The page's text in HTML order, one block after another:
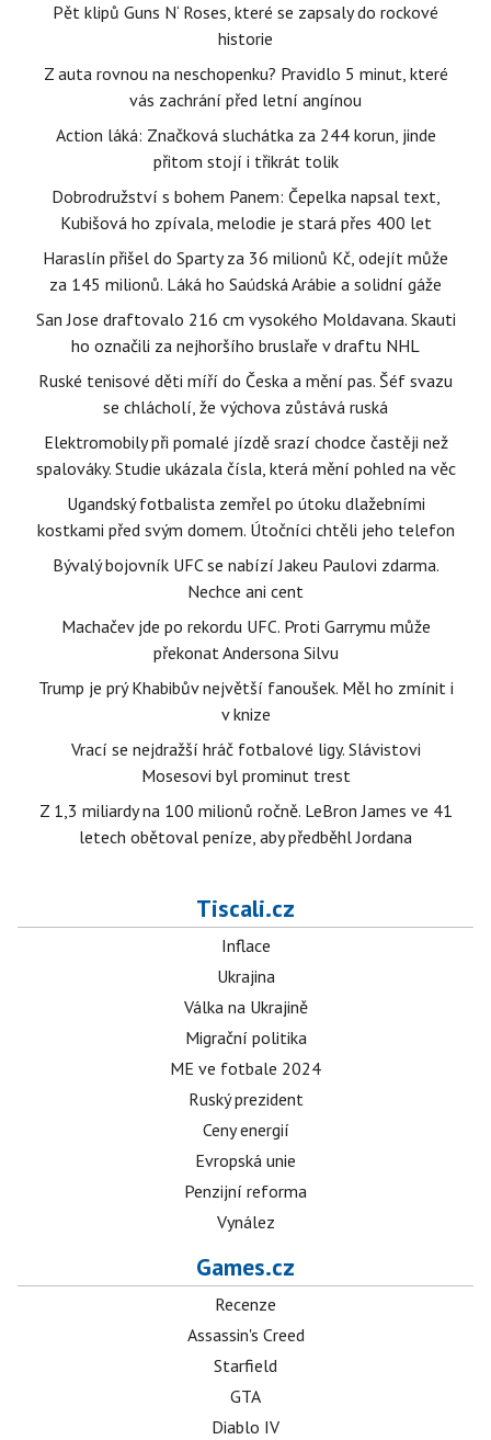
Pět klipů Guns N‘ Roses, které se zapsaly do rockové
historie
Z auta rovnou na neschopenku? Pravidlo 5 minut, které
vás zachrání před letní angínou
Action láká: Značková sluchátka za 244 korun, jinde
přitom stojí i třikrát tolik
Dobrodružství s bohem Panem: Čepelka napsal text,
Kubišová ho zpívala, melodie je stará přes 400 let
Haraslín přišel do Sparty za 36 milionů Kč, odejít může
za 145 milionů. Láká ho Saúdská Arábie a solidní gáže
San Jose draftovalo 216 cm vysokého Moldavana. Skauti
ho označili za nejhoršího bruslaře v draftu NHL
Ruské tenisové děti míří do Česka a mění pas. Šéf svazu
se chlácholí, že výchova zůstává ruská
Elektromobily při pomalé jízdě srazí chodce častěji než
spalováky. Studie ukázala čísla, která mění pohled na věc
Ugandský fotbalista zemřel po útoku dlažebními
kostkami před svým domem. Útočníci chtěli jeho telefon
Bývalý bojovník UFC se nabízí Jakeu Paulovi zdarma.
Nechce ani cent
Machačev jde po rekordu UFC. Proti Garrymu může
překonat Andersona Silvu
Trump je prý Khabibův největší fanoušek. Měl ho zmínit i
v knize
Vrací se nejdražší hráč fotbalové ligy. Slávistovi
Mosesovi byl prominut trest
Z 1,3 miliardy na 100 milionů ročně. LeBron James ve 41
letech obětoval peníze, aby předběhl Jordana
Tiscali.cz
Inflace
Ukrajina
Válka na Ukrajině
Migrační politika
ME ve fotbale 2024
Ruský prezident
Ceny energií
Evropská unie
Penzijní reforma
Vynález
Games.cz
Recenze
Assassin's Creed
Starfield
GTA
Diablo IV